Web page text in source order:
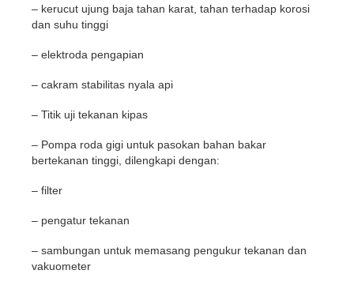
– kerucut ujung baja tahan karat, tahan terhadap korosi
dan suhu tinggi
– elektroda pengapian
– cakram stabilitas nyala api
– Titik uji tekanan kipas
– Pompa roda gigi untuk pasokan bahan bakar
bertekanan tinggi, dilengkapi dengan:
– filter
– pengatur tekanan
– sambungan untuk memasang pengukur tekanan dan
vakuometer